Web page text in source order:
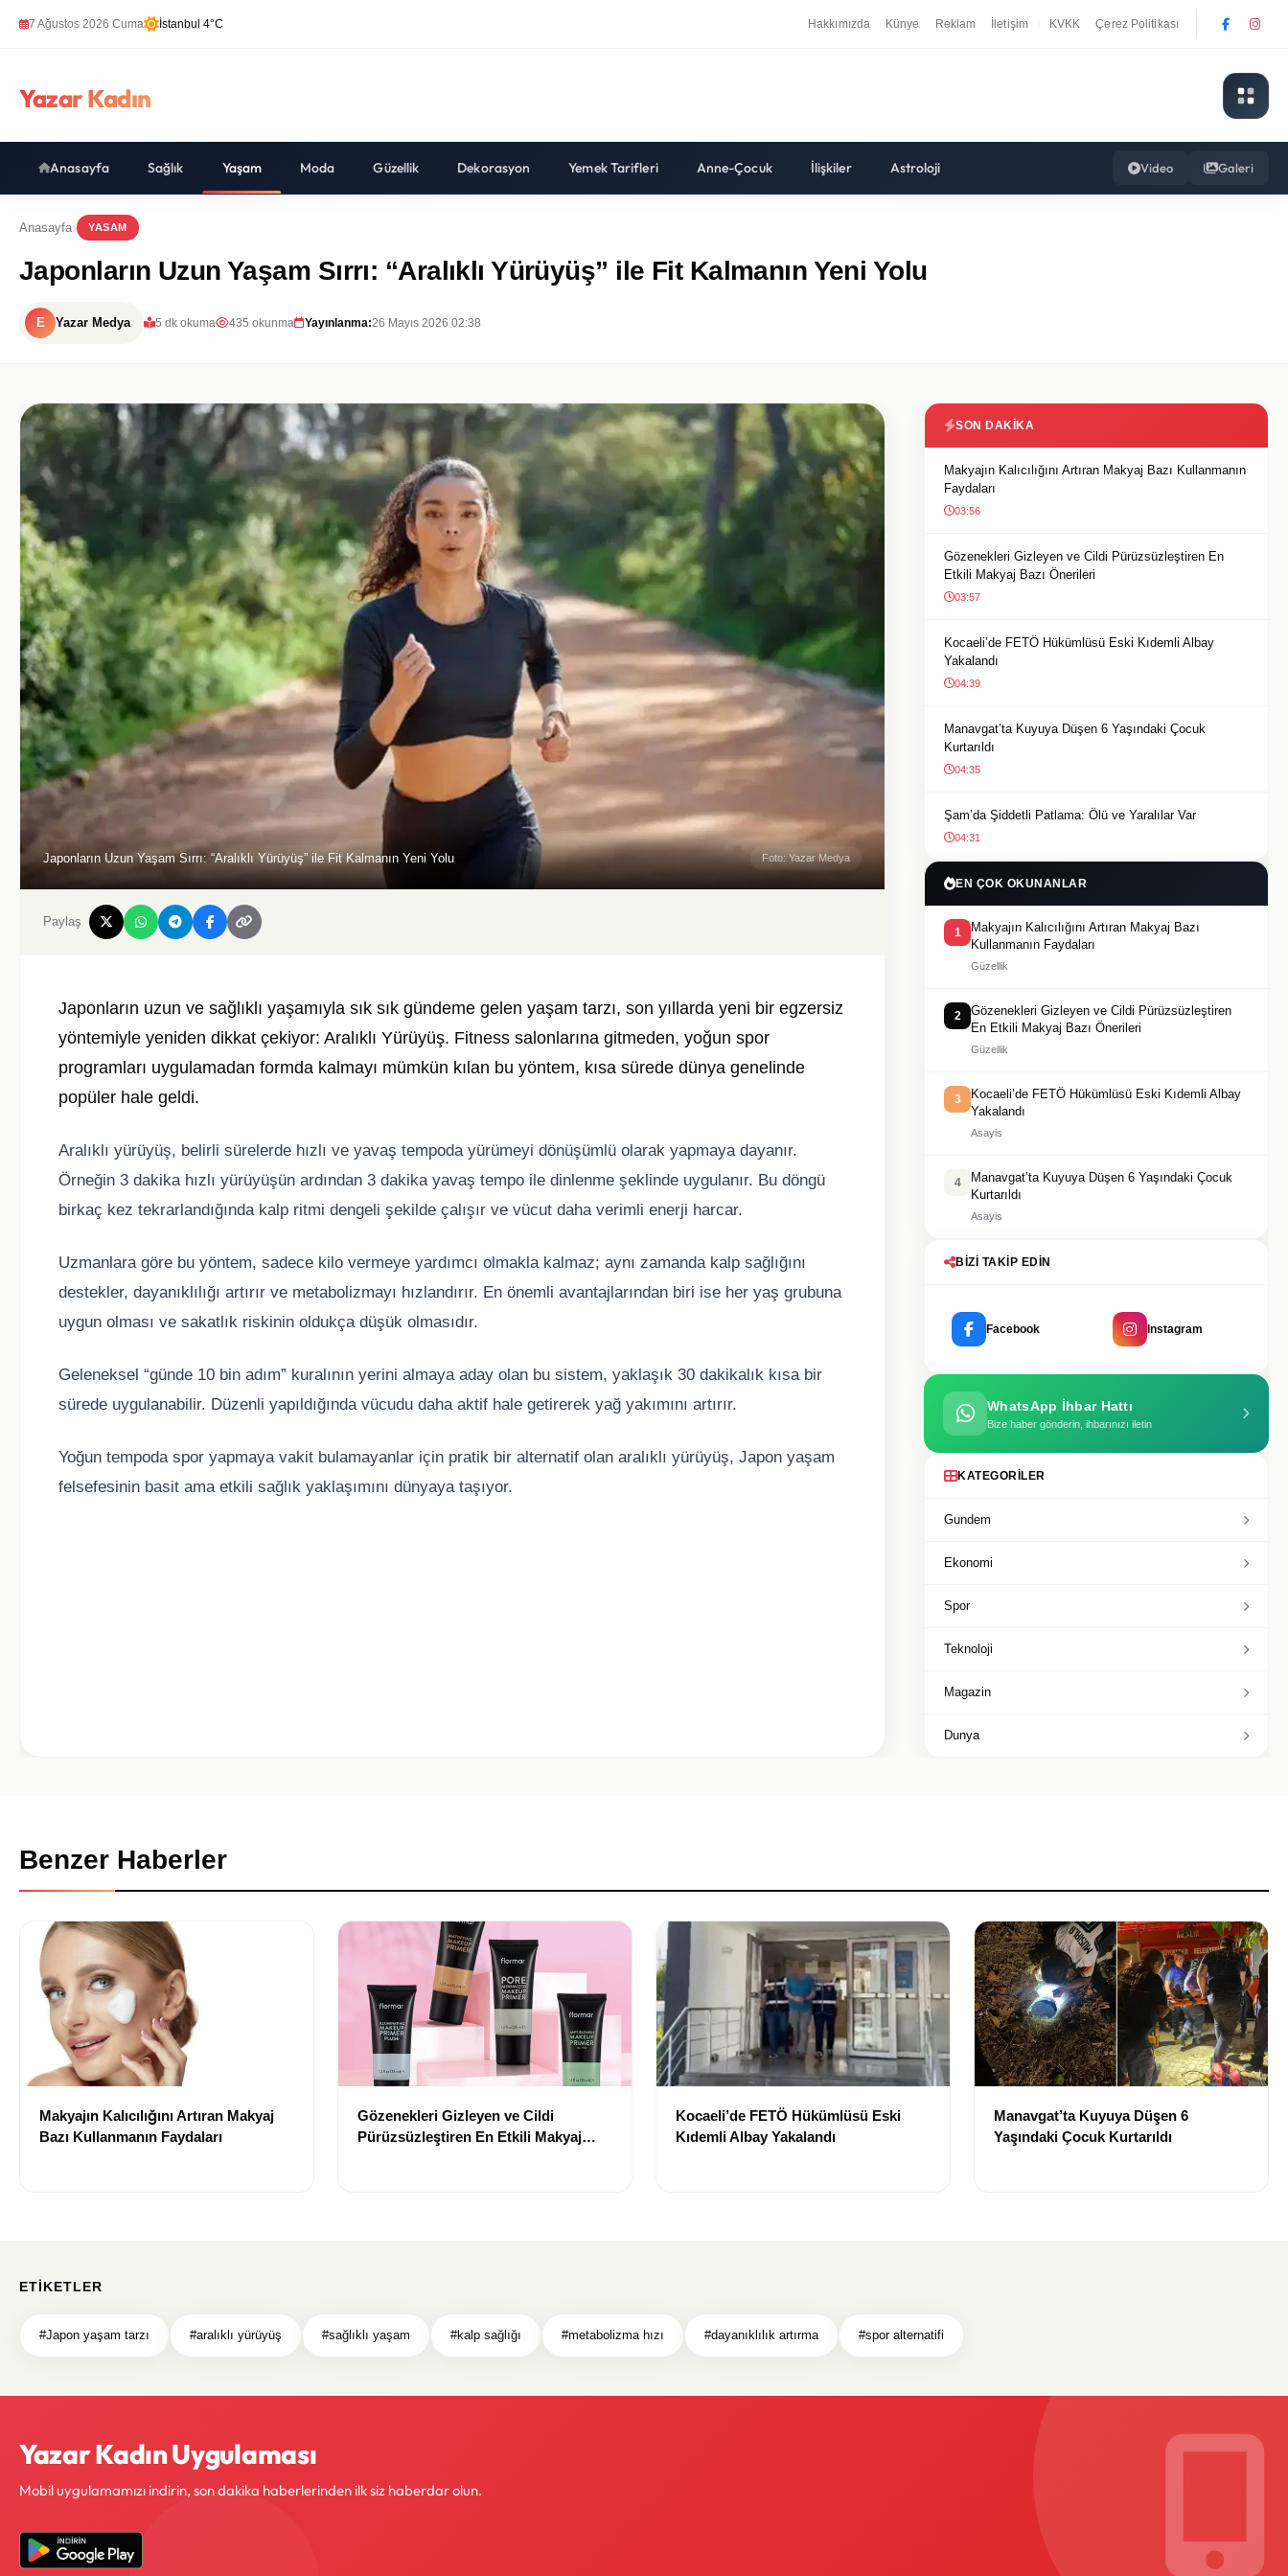
7 Ağustos 2026 Cuma İstanbul 4°C Hakkımızda Künye Reklam İletişim KVKK Çerez Politikası
Yazar Kadın
Anasayfa Sağlık Yaşam Moda Güzellik Dekorasyon Yemek Tarifleri Anne-Çocuk İlişkiler Astroloji Video Galeri
Anasayfa YASAM
Japonların Uzun Yaşam Sırrı: “Aralıklı Yürüyüş” ile Fit Kalmanın Yeni Yolu
E Yazar Medya 5 dk okuma 435 okunma Yayınlanma:26 Mayıs 2026 02:38
Japonların Uzun Yaşam Sırrı: “Aralıklı Yürüyüş” ile Fit Kalmanın Yeni Yolu Foto: Yazar Medya
Paylaş
Japonların uzun ve sağlıklı yaşamıyla sık sık gündeme gelen yaşam tarzı, son yıllarda yeni bir egzersiz
yöntemiyle yeniden dikkat çekiyor: Aralıklı Yürüyüş. Fitness salonlarına gitmeden, yoğun spor
programları uygulamadan formda kalmayı mümkün kılan bu yöntem, kısa sürede dünya genelinde
popüler hale geldi.
Aralıklı yürüyüş, belirli sürelerde hızlı ve yavaş tempoda yürümeyi dönüşümlü olarak yapmaya dayanır.
Örneğin 3 dakika hızlı yürüyüşün ardından 3 dakika yavaş tempo ile dinlenme şeklinde uygulanır. Bu döngü
birkaç kez tekrarlandığında kalp ritmi dengeli şekilde çalışır ve vücut daha verimli enerji harcar.
Uzmanlara göre bu yöntem, sadece kilo vermeye yardımcı olmakla kalmaz; aynı zamanda kalp sağlığını
destekler, dayanıklılığı artırır ve metabolizmayı hızlandırır. En önemli avantajlarından biri ise her yaş grubuna
uygun olması ve sakatlık riskinin oldukça düşük olmasıdır.
Geleneksel “günde 10 bin adım” kuralının yerini almaya aday olan bu sistem, yaklaşık 30 dakikalık kısa bir
sürede uygulanabilir. Düzenli yapıldığında vücudu daha aktif hale getirerek yağ yakımını artırır.
Yoğun tempoda spor yapmaya vakit bulamayanlar için pratik bir alternatif olan aralıklı yürüyüş, Japon yaşam
felsefesinin basit ama etkili sağlık yaklaşımını dünyaya taşıyor.
SON DAKIKA
Makyajın Kalıcılığını Artıran Makyaj Bazı Kullanmanın
Faydaları
03:56
Gözenekleri Gizleyen ve Cildi Pürüzsüzleştiren En
Etkili Makyaj Bazı Önerileri
03:57
Kocaeli’de FETÖ Hükümlüsü Eski Kıdemli Albay
Yakalandı
04:39
Manavgat’ta Kuyuya Düşen 6 Yaşındaki Çocuk
Kurtarıldı
04:35
Şam’da Şiddetli Patlama: Ölü ve Yaralılar Var
04:31
EN ÇOK OKUNANLAR
1
Makyajın Kalıcılığını Artıran Makyaj Bazı
Kullanmanın Faydaları
Güzellik
2
Gözenekleri Gizleyen ve Cildi Pürüzsüzleştiren
En Etkili Makyaj Bazı Önerileri
Güzellik
3
Kocaeli’de FETÖ Hükümlüsü Eski Kıdemli Albay
Yakalandı
Asayis
4
Manavgat’ta Kuyuya Düşen 6 Yaşındaki Çocuk
Kurtarıldı
Asayis
BIZI TAKIP EDIN
Facebook Instagram
WhatsApp İhbar Hattı
Bize haber gönderin, ihbarınızı iletin
KATEGORILER
Gundem
Ekonomi
Spor
Teknoloji
Magazin
Dunya
Benzer Haberler
Makyajın Kalıcılığını Artıran Makyaj
Bazı Kullanmanın Faydaları
Gözenekleri Gizleyen ve Cildi
Pürüzsüzleştiren En Etkili Makyaj
Kocaeli’de FETÖ Hükümlüsü Eski
Kıdemli Albay Yakalandı
Manavgat’ta Kuyuya Düşen 6
Yaşındaki Çocuk Kurtarıldı
ETIKETLER
#Japon yaşam tarzı #aralıklı yürüyüş #sağlıklı yaşam #kalp sağlığı #metabolizma hızı #dayanıklılık artırma #spor alternatifi
Yazar Kadın Uygulaması
Mobil uygulamamızı indirin, son dakika haberlerinden ilk siz haberdar olun.